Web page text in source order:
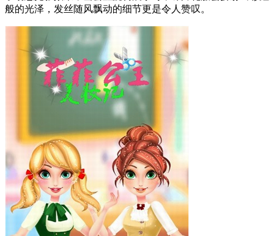
般的光泽，发丝随风飘动的细节更是令人赞叹。